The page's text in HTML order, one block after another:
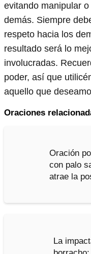
evitando manipular
demás. Siempre
respeto hacia los
resultado será lo
involucradas.
poder, así que
aquello que
Oraciones
Oración
con palo
atrae la
La